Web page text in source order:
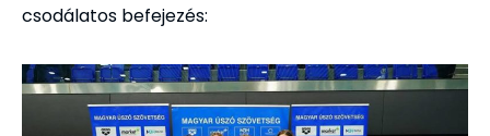
csodálatos befejezés: